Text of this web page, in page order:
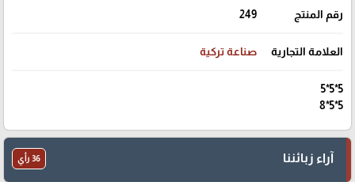
رقم المنتج 249
العلامة التجارية صناعة تركية
5*5*5
5*5*8
آراء زبائننا 36 رأي